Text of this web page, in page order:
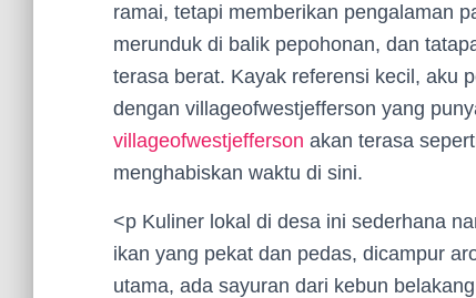
ramai, tetapi memberikan pengalaman
merunduk di balik pepohonan, dan
terasa berat. Kayak referensi kecil, aku
dengan villageofwestjefferson yang
villageofwestjefferson akan terasa
menghabiskan waktu di sini.
<p Kuliner lokal di desa ini sederhana
ikan yang pekat dan pedas, dicampur
utama, ada sayuran dari kebun